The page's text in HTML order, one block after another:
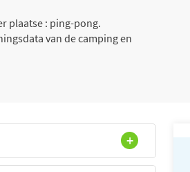
plaatse : ping-pong.
van de camping en